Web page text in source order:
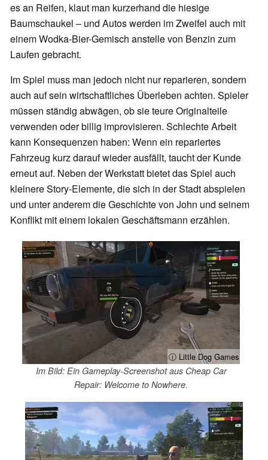
es an Reifen, klaut man kurzerhand die hiesige
Baumschaukel – und Autos werden im Zweifel auch mit
einem Wodka-Bier-Gemisch anstelle von Benzin zum
Laufen gebracht.
Im Spiel muss man jedoch nicht nur reparieren, sondern
auch auf sein wirtschaftliches Überleben achten. Spieler
müssen ständig abwägen, ob sie teure Originalteile
verwenden oder billig improvisieren. Schlechte Arbeit
kann Konsequenzen haben: Wenn ein repariertes
Fahrzeug kurz darauf wieder ausfällt, taucht der Kunde
erneut auf. Neben der Werkstatt bietet das Spiel auch
kleinere Story-Elemente, die sich in der Stadt abspielen
und unter anderem die Geschichte von John und seinem
Konflikt mit einem lokalen Geschäftsmann erzählen.
ⓘ Little Dog Games
Im Bild: Ein Gameplay-Screenshot aus Cheap Car
Repair: Welcome to Nowhere.